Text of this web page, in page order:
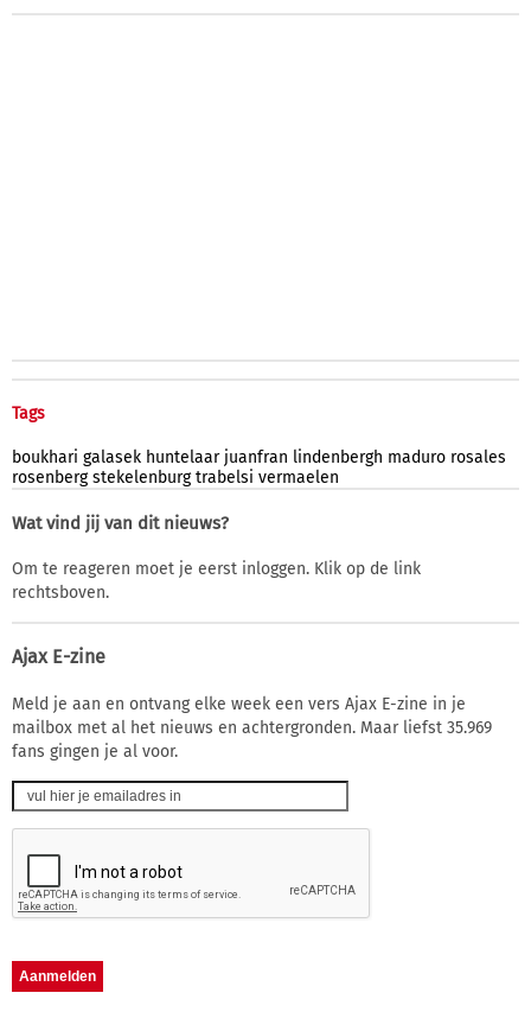
Tags
boukhari galasek huntelaar juanfran lindenbergh maduro rosales
rosenberg stekelenburg trabelsi vermaelen
Wat vind jij van dit nieuws?
Om te reageren moet je eerst inloggen. Klik op de link
rechtsboven.
Ajax E-zine
Meld je aan en ontvang elke week een vers Ajax E-zine in je
mailbox met al het nieuws en achtergronden. Maar liefst 35.969
fans gingen je al voor.